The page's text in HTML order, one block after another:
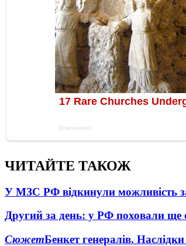
ЧИТАЙТЕ ТАКОЖ
У МЗС РФ відкинули можливість
Другий за день: у РФ поховали ще
СюжетБенкет генералів.